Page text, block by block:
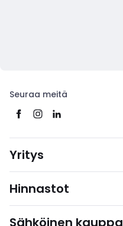
Seuraa meitä
Yritys
Hinnastot
Sähköinen kauppa